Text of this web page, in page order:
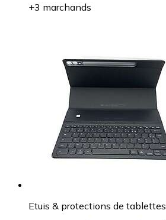
+3 marchands
Etuis & protections de tablettes